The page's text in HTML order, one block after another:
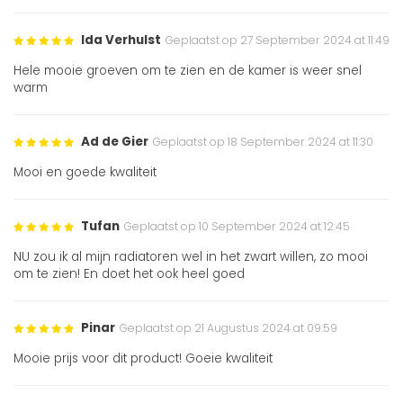
Ida Verhulst Geplaatst op 27 September 2024 at 11:49
Hele mooie groeven om te zien en de kamer is weer snel
warm
Ad de Gier Geplaatst op 18 September 2024 at 11:30
Mooi en goede kwaliteit
Tufan Geplaatst op 10 September 2024 at 12:45
NU zou ik al mijn radiatoren wel in het zwart willen, zo mooi
om te zien! En doet het ook heel goed
Pinar Geplaatst op 21 Augustus 2024 at 09:59
Mooie prijs voor dit product! Goeie kwaliteit